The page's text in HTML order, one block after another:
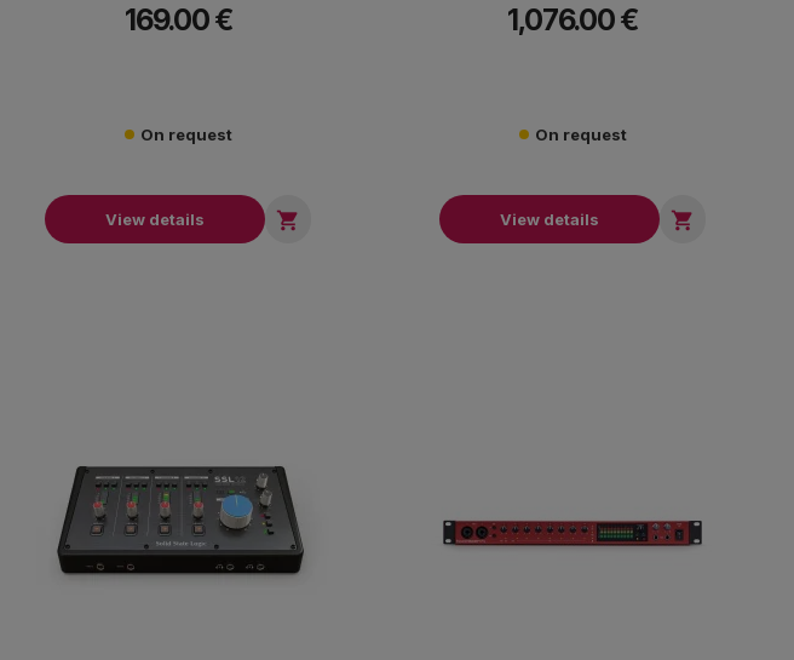
βάση , pop filter και καλώδιο , καθώς και τις πιο
169.00 €
On request
View details 
1,076.00 €
On request
View details 